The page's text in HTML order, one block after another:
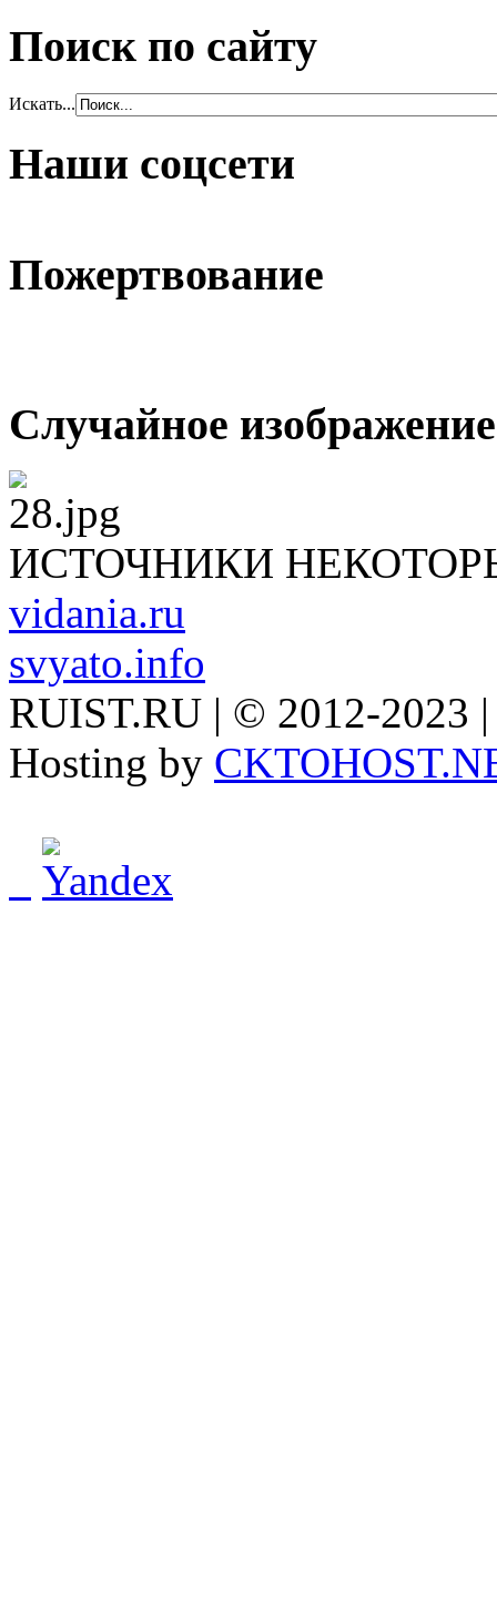
Поиск по сайту
Искать...
Наши соцсети
Пожертвование
Случайное изображение
ИСТОЧНИКИ
vidania.ru
svyato.info
RUIST.RU | © 2012-2023
Hosting by